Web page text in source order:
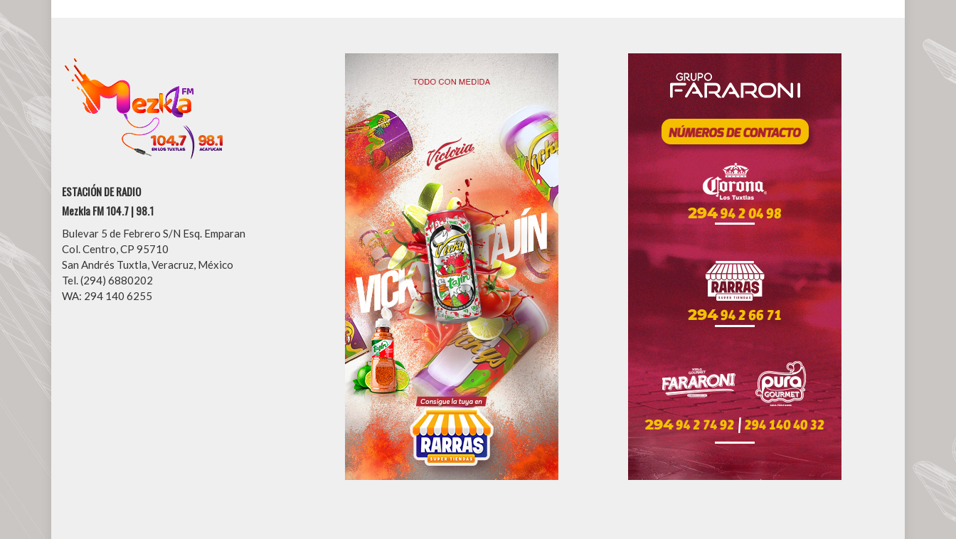
ESTACIÓN DE RADIO
Mezkla FM 104.7 | 98.1
Bulevar 5 de Febrero S/N Esq. Emparan
Col. Centro, CP 95710
San Andrés Tuxtla, Veracruz, México
Tel. (294) 6880202
WA: 294 140 6255